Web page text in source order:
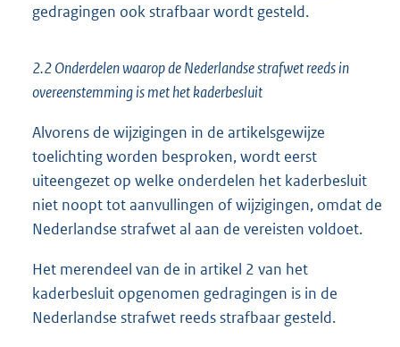
gedragingen ook strafbaar wordt gesteld.
2.2 Onderdelen waarop de Nederlandse strafwet reeds in
overeenstemming is met het kaderbesluit
Alvorens de wijzigingen in de artikelsgewijze
toelichting worden besproken, wordt eerst
uiteengezet op welke onderdelen het kaderbesluit
niet noopt tot aanvullingen of wijzigingen, omdat de
Nederlandse strafwet al aan de vereisten voldoet.
Het merendeel van de in artikel 2 van het
kaderbesluit opgenomen gedragingen is in de
Nederlandse strafwet reeds strafbaar gesteld.